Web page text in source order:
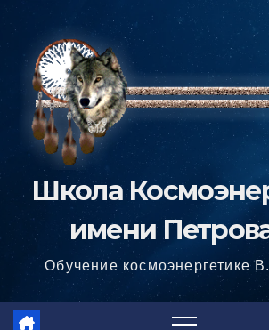
содержимому
Школа
имени
Обучение космоэнергетике